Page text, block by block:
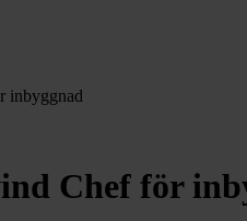
inbyggnad
Chef för